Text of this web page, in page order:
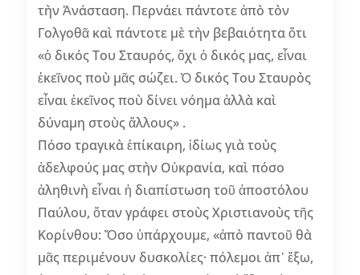
τὴν Ἀνάσταση. Περνάει πάντοτε ἀπὸ τὸν
Γολγοθᾶ καὶ πάντοτε μὲ τὴν βεβαιότητα ὅτι
«ὁ δικός Του Σταυρός, ὄχι ὁ δικός μας, εἶναι
ἐκεῖνος ποὺ μᾶς σώζει. Ὁ δικός Του Σταυρὸς
εἶναι ἐκεῖνος ποὺ δίνει νόημα ἀλλὰ καὶ
δύναμη στοὺς ἄλλους» .
Πόσο τραγικὰ ἐπίκαιρη, ἰδίως γιὰ τοὺς
ἀδελφούς μας στὴν Οὐκρανία, καὶ πόσο
ἀληθινὴ εἶναι ἡ διαπίστωση τοῦ ἀποστόλου
Παύλου, ὅταν γράφει στοὺς Χριστιανοὺς τῆς
Κορίνθου: Ὅσο ὑπάρχουμε, «ἀπὸ παντοῦ θὰ
μᾶς περιμένουν δυσκολίες· πόλεμοι ἀπ᾽ ἔξω,